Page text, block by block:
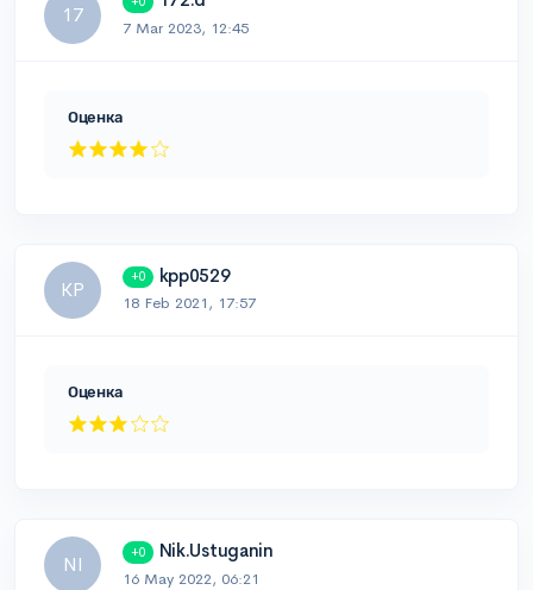
17
7 Mar 2023, 12:45
Оценка
KP
+0 kpp0529
18 Feb 2021, 17:57
Оценка
NI
+0 Nik.Ustuganin
16 May 2022, 06:21